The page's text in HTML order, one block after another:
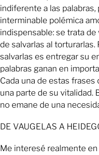
indiferente a las
interminable polémica
indispensable: se trata de
de salvarlas al torturarlas.
salvarlas es entregar su
palabras ganan en
Cada una de estas
una parte de su vitalidad.
no emane de una
DE VAUGELAS A
Me interesé realmente